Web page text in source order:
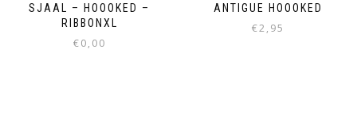
SJAAL – HOOOKED –
RIBBONXL
€0,00
ANTIGUE HOOOKED
€2,95